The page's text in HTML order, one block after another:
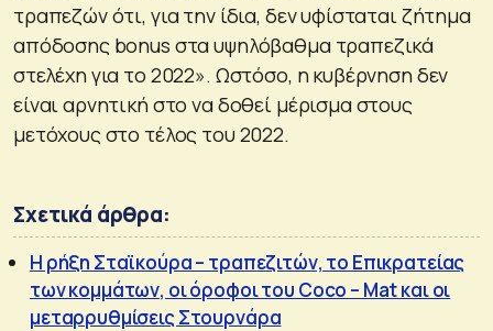
τραπεζών ότι, για την ίδια, δεν υφίσταται ζήτημα
απόδοσης bonus στα υψηλόβαθμα τραπεζικά
στελέχη για το 2022». Ωστόσο, η κυβέρνηση δεν
είναι αρνητική στο να δοθεί μέρισμα στους
μετόχους στο τέλος του 2022.
Σχετικά άρθρα:
Η ρήξη Σταϊκούρα – τραπεζιτών, το Επικρατείας
των κομμάτων, οι όροφοι του Coco – Mat και οι
μεταρρυθμίσεις Στουρνάρα